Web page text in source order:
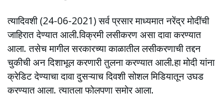
त्यादिवशी (24-06-2021) सर्व प्रसार माध्यमात नरेंद्र मोदींची
जाहिरात देण्यात आली.विक्रमी लसीकरण असा दावा करण्यात
आला. तसेच मागील सरकारच्या काळातील लसीकरणाची तद्दन
चुकीची अन दिशाभूल करणारी तुलना करण्यात आली.हा मोदी यांना
क्रेडिट देण्याचा दावा दुसऱ्याच दिवशी सोशल मिडियातून उघड
करण्यात आला. त्यातला फोलपणा समोर आला.